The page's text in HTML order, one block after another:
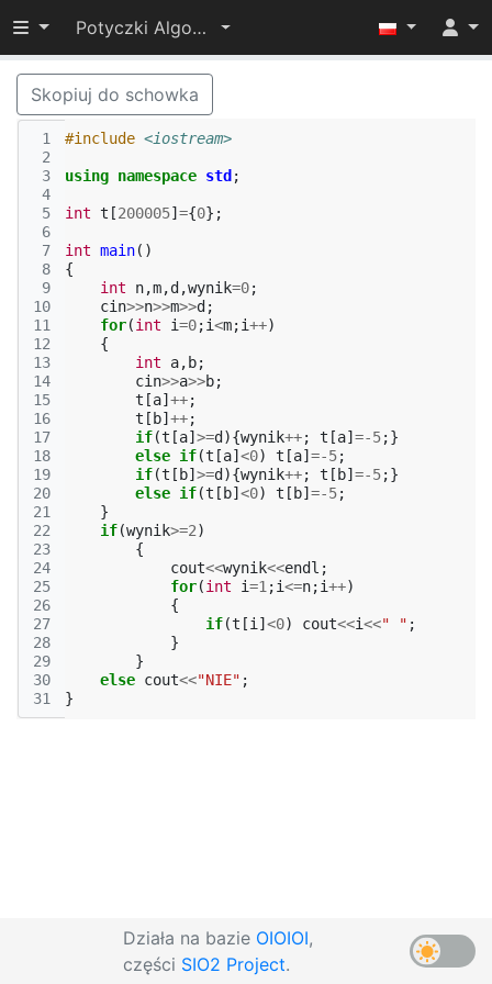
Przełącz widoczność menu
Potyczki Algorytmiczne 2015
Skopiuj do schowka
1
2
3
4
5
6
7
8
9
10
11
12
13
14
15
16
17
18
19
20
21
22
23
24
25
26
27
28
29
30
31
#include <iostream>
using namespace std ;
int t [200005] ={0};
int main()
{
int
n,m,d ,wynik=0;
cin>>n>>m>>d ;
for(int i=0;i<m;i++)
{
int
a, b;
cin>>a>>b;
t [a] ++;
t [ b] ++;
if(t [a] >=d ){wynik++; t [a] =-5;}
else if(t [a] <0) t [a] =-5;
if(t [ b] >=d ){wynik++; t [ b] =-5;}
else if(t [ b] <0) t [ b] =-5;
}
if(wynik>=2)
{
cout<<wynik<<endl ;
for(int i=1 ;i<=n;i++)
{
if(t [i ] <0) cout<<i<<" " ;
}
}
else cout<<"NIE" ;
}
Działa na bazie OIOIOI,
części SIO2 Project.